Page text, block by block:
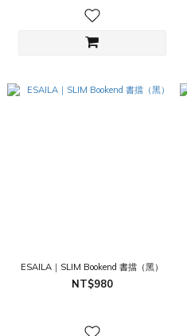
ESAILA｜SLIM Bookend 書擋（黑）
NT$980